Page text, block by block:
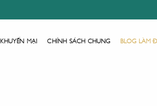
KHUYẾN MẠI CHÍNH SÁCH CHUNG BLOG LÀM